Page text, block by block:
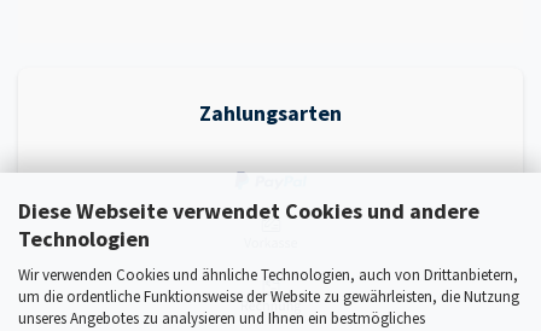
Diese Webseite verwendet Cookies und andere
Technologien
Wir verwenden Cookies und ähnliche Technologien, auch von Drittanbietern,
um die ordentliche Funktionsweise der Website zu gewährleisten, die Nutzung
unseres Angebotes zu analysieren und Ihnen ein bestmögliches
Zahlungsarten